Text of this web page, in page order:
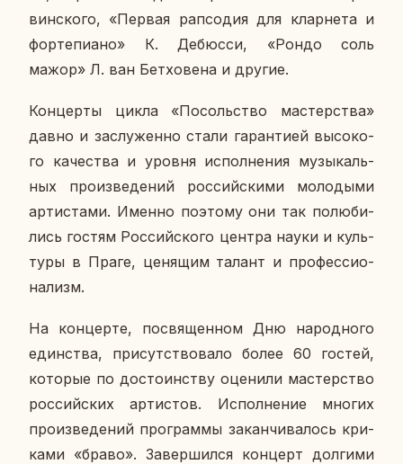
вин­ско­го, «Первая рап­со­дия для клар­не­та и
фор­те­пи­а­но» К. Де­бюс­си, «Рондо соль
мажор» Л. ван Бет­хо­ве­на и другие.
Кон­цер­ты цикла «По­соль­ство ма­стер­ства»
давно и за­слу­жен­но стали га­ран­ти­ей вы­со­ко­
го ка­че­ства и уровня ис­пол­не­ния му­зы­каль­
ных про­из­ве­де­ний рос­сий­ски­ми мо­ло­ды­ми
ар­ти­ста­ми. Именно по­это­му они так по­лю­би­
лись гостям Рос­сий­ско­го центра науки и куль­
ту­ры в Праге, це­ня­щим талант и про­фес­си­о­
на­лизм.
На кон­цер­те, по­свя­щен­ном Дню на­род­но­го
един­ства, при­сут­ство­ва­ло более 60 гостей,
ко­то­рые по до­сто­ин­ству оце­ни­ли ма­стер­ство
рос­сий­ских ар­ти­стов. Ис­пол­не­ние многих
про­из­ве­де­ний про­грам­мы за­кан­чи­ва­лось кри­
ка­ми «браво». За­вер­шил­ся кон­церт дол­ги­ми